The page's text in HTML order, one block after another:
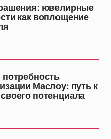
ювелирные
как воплощение
Маслоу: путь к
потенциала